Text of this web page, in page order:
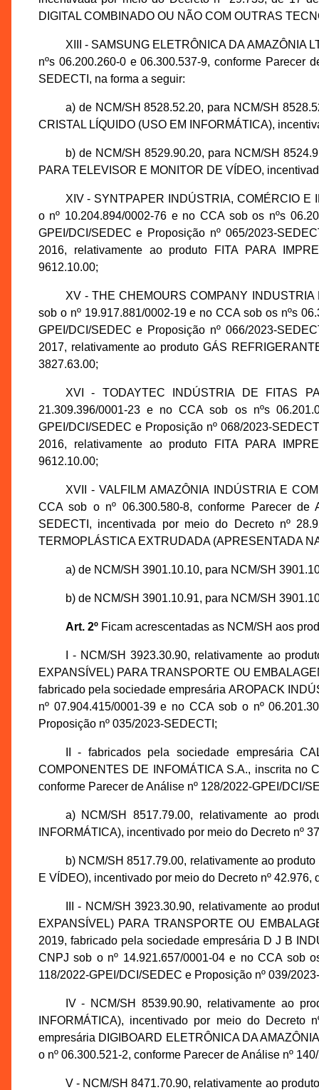
DIGITAL COMBINADO OU NÃO COM OUTRAS
XIII - SAMSUNG ELETRÔNICA DA AMAZÔNIA
nºs 06.200.260-0 e 06.300.537-9, conforme Parecer
SEDECTI, na forma a seguir:
a) de NCM/SH 8528.52.20, para NCM/SH
CRISTAL LÍQUIDO (USO EM INFORMÁTICA),
b) de NCM/SH 8529.90.20, para NCM/SH
PARA TELEVISOR E MONITOR DE VÍDEO,
XIV - SYNTPAPER INDÚSTRIA, COMÉRCIO
o nº 10.204.894/0002-76 e no CCA sob os nºs
GPEI/DCI/SEDEC e Proposição nº 065/2023-
2016, relativamente ao produto FITA PARA
9612.10.00;
XV - THE CHEMOURS COMPANY
sob o nº 19.917.881/0002-19 e no CCA sob os nºs
GPEI/DCI/SEDEC e Proposição nº 066/2023-
2017, relativamente ao produto GÁS
3827.63.00;
XVI - TODAYTEC INDÚSTRIA DE FITAS
21.309.396/0001-23 e no CCA sob os nºs
GPEI/DCI/SEDEC e Proposição nº 068/2023-
2016, relativamente ao produto FITA PARA
9612.10.00;
XVII - VALFILM AMAZÔNIA INDÚSTRIA E
CCA sob o nº 06.300.580-8, conforme Parecer de
SEDECTI, incentivada por meio do Decreto nº
TERMOPLÁSTICA EXTRUDADA (APRESENTADA
a) de NCM/SH 3901.10.10, para NCM/SH
b) de NCM/SH 3901.10.91, para NCM/SH
Art. 2ºFicam acrescentadas as NCM/SH aos
I - NCM/SH 3923.30.90, relativamente ao
EXPANSÍVEL) PARA TRANSPORTE OU
fabricado pela sociedade empresária AROPACK
nº 07.904.415/0001-39 e no CCA sob o nº
Proposição nº 035/2023-SEDECTI;
II - fabricados pela sociedade empresária
COMPONENTES DE INFOMÁTICA S.A., inscrita no
conforme Parecer de Análise nº 128/2022-GPEI/DCI/
a) NCM/SH 8517.79.00, relativamente ao
INFORMÁTICA), incentivado por meio do Decreto nº
b) NCM/SH 8517.79.00, relativamente ao
E VÍDEO), incentivado por meio do Decreto nº 42.976,
III - NCM/SH 3923.30.90, relativamente ao
EXPANSÍVEL) PARA TRANSPORTE OU
2019, fabricado pela sociedade empresária D J B
CNPJ sob o nº 14.921.657/0001-04 e no CCA sob
118/2022-GPEI/DCI/SEDEC e Proposição nº 039/
IV - NCM/SH 8539.90.90, relativamente ao
INFORMÁTICA), incentivado por meio do
empresária DIGIBOARD ELETRÔNICA DA
o nº 06.300.521-2, conforme Parecer de Análise nº
V - NCM/SH 8471.70.90, relativamente ao